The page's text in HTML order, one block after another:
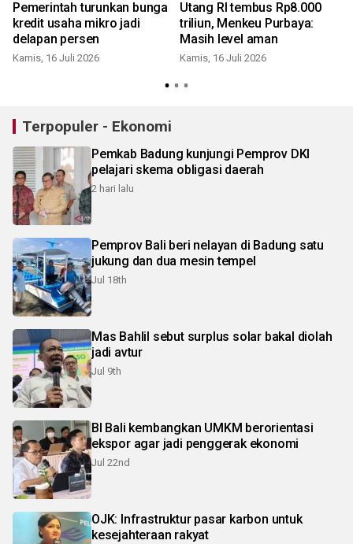
Pemerintah turunkan bunga
kredit usaha mikro jadi
delapan persen
Kamis, 16 Juli 2026
Utang RI tembus Rp8.000
triliun, Menkeu Purbaya:
Masih level aman
Kamis, 16 Juli 2026
Terpopuler - Ekonomi
Pemkab Badung kunjungi Pemprov DKI
pelajari skema obligasi daerah
2 hari lalu
Pemprov Bali beri nelayan di Badung satu
jukung dan dua mesin tempel
Jul 18th
Mas Bahlil sebut surplus solar bakal diolah
jadi avtur
Jul 9th
BI Bali kembangkan UMKM berorientasi
ekspor agar jadi penggerak ekonomi
Jul 22nd
OJK: Infrastruktur pasar karbon untuk
kesejahteraan rakyat